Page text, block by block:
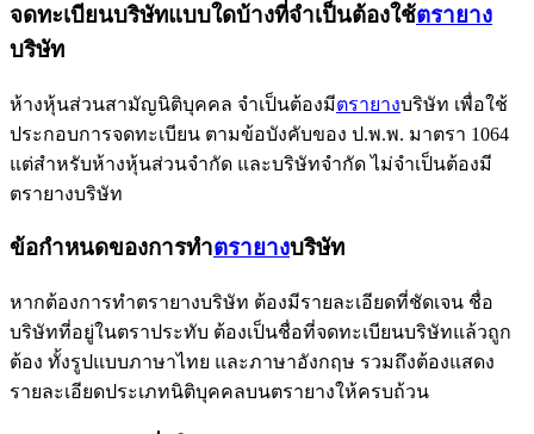
จดทะเบียนบริษัทแบบใดบ้างที่จำเป็นต้องใช้ตรายาง
บริษัท
ห้างหุ้นส่วนสามัญนิติบุคคล จำเป็นต้องมีตรายางบริษัท เพื่อใช้
ประกอบการจดทะเบียน ตามข้อบังคับของ ป.พ.พ. มาตรา 1064
แต่สำหรับห้างหุ้นส่วนจำกัด และบริษัทจำกัด ไม่จำเป็นต้องมี
ตรายางบริษัท
ข้อกำหนดของการทำตรายางบริษัท
หากต้องการทำตรายางบริษัท ต้องมีรายละเอียดที่ชัดเจน ชื่อ
บริษัทที่อยู่ในตราประทับ ต้องเป็นชื่อที่จดทะเบียนบริษัทแล้วถูก
ต้อง ทั้งรูปแบบภาษาไทย และภาษาอังกฤษ รวมถึงต้องแสดง
รายละเอียดประเภทนิติบุคคลบนตรายางให้ครบถ้วน